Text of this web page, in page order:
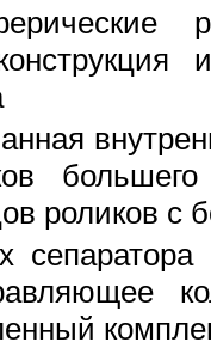
роликов с
сепаратора